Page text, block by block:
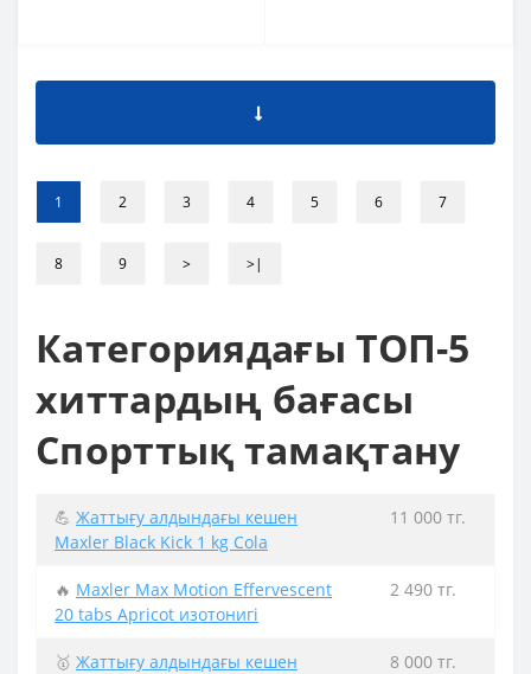
1 2 3 4 5 6 7
8 9 > >|
Категориядағы ТОП-5
хиттардың бағасы
Спорттық тамақтану
💪 Жаттығу алдындағы кешен
Maxler Black Kick 1 kg Cola
11 000 тг.
🔥 Maxler Max Motion Effervescent
20 tabs Apricot изотонигі
2 490 тг.
🥇 Жаттығу алдындағы кешен
8 000 тг.